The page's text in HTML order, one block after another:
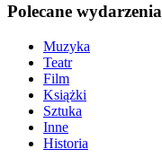
Polecane wydarzenia
Muzyka
Teatr
Film
Książki
Sztuka
Inne
Historia